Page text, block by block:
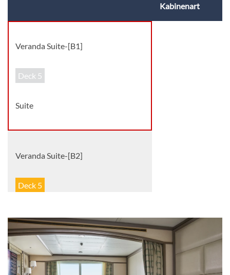
Kabinenart
Veranda Suite-[B1]
Deck 5
Suite
Veranda Suite-[B2]
Deck 5
Veranda Suite-[B3]